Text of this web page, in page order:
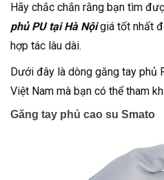
Hãy chắc chắn rằng bạn tìm
phủ PU tại Hà Nộigiá tốt nhất
hợp tác lâu dài.
Dưới đây là dòng găng tay phủ
Việt Nam mà bạn có thể tham
Găng tay phủ cao su Smato